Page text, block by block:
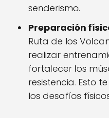
senderismo.
Preparación
Ruta de los
realizar
fortalecer los
resistencia. Esto
los desafíos